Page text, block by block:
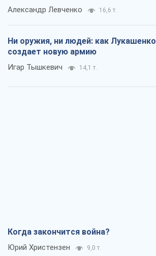
Александр Левченко 16,6 т.
Ни оружия, ни людей: как Лукашенко
создает новую армию
Игар Тышкевич 14,1 т.
Когда закончится война?
Юрий Христензен 9,0 т.